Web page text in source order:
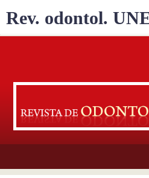
Rev. odontol.